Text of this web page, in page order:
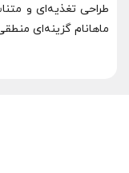
طراحی تغذیه‌ای و
ماهانام گزینه‌ای